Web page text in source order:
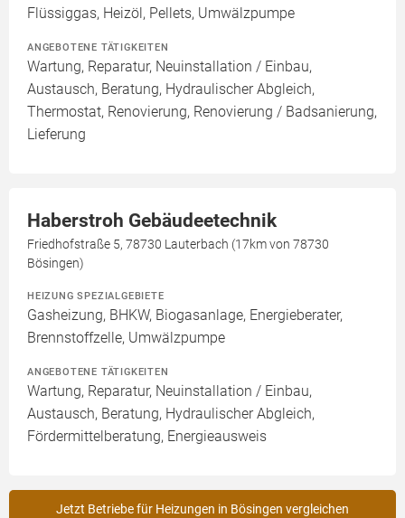
Flüssiggas, Heizöl, Pellets, Umwälzpumpe
ANGEBOTENE TÄTIGKEITEN
Wartung, Reparatur, Neuinstallation / Einbau,
Austausch, Beratung, Hydraulischer Abgleich,
Thermostat, Renovierung, Renovierung / Badsanierung,
Lieferung
Haberstroh Gebäudeetechnik
Friedhofstraße 5, 78730 Lauterbach (17km von 78730
Bösingen)
HEIZUNG SPEZIALGEBIETE
Gasheizung, BHKW, Biogasanlage, Energieberater,
Brennstoffzelle, Umwälzpumpe
ANGEBOTENE TÄTIGKEITEN
Wartung, Reparatur, Neuinstallation / Einbau,
Austausch, Beratung, Hydraulischer Abgleich,
Fördermittelberatung, Energieausweis
Jetzt Betriebe für Heizungen in Bösingen vergleichen